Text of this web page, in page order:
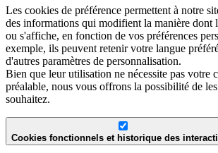
Les cookies de préférence permettent à notre
des informations qui modifient la manière dont
ou s'affiche, en fonction de vos préférences
exemple, ils peuvent retenir votre langue
d'autres paramètres de personnalisation.
Bien que leur utilisation ne nécessite pas votre
préalable, nous vous offrons la possibilité de
souhaitez.
Cookies fonctionnels et historique des